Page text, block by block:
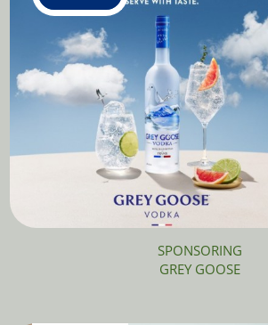
SPONSORING
GREY GOOSE